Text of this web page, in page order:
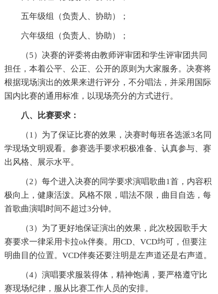
五年级组（负责人、协助）；
六年级组（负责人、协助）；
（5）决赛的评委将由教师评审团和学生评审团共同
担任，本着公平、公正、公开的原则为大家服务。决赛将
根据现场演出的效果来进行评分，不分唱法，并采用国际
国内比赛的通用标准，以现场亮分的方式进行。
八、比赛要求：
（1）为了保证比赛的效果，决赛时每班各选派3名同
学现场文明观看。参赛选手要求积极准备、认真参与、赛
出风格、展示水平。
（2）每个进入决赛的同学要求演唱歌曲1首，内容积
极向上，健康活泼。风格不限，唱法不限，曲目自选，每
首歌曲演唱时间不超过3分钟。
（3）为了更好地保证演出的效果，此次校园歌手大
赛要求一律采用卡拉ok伴奏。用CD、VCD均可，但要注
明曲目的位置。VCD伴奏还要注明是左声道还是右声道。
（4）演唱要求服装得体，精神饱满，要严格遵守比
赛现场纪律，服从比赛工作人员的安排。